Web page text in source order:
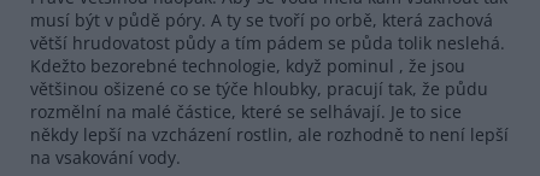
musí být v půdě póry. A ty se tvoří po orbě, která zachová
větší hrudovatost půdy a tím pádem se půda tolik neslehá.
Kdežto bezorebné technologie, když pominul , že jsou
většinou ošizené co se týče hloubky, pracují tak, že půdu
rozmělní na malé částice, které se selhávají. Je to sice
někdy lepší na vzcházení rostlin, ale rozhodně to není lepší
na vsakování vody.